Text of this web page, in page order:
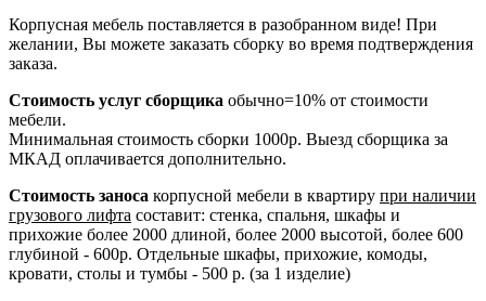
Корпусная мебель поставляется в разобранном виде! При
желании, Вы можете заказать сборку во время подтверждения
заказа.
Стоимость услуг сборщика обычно=10% от стоимости
мебели.
Минимальная стоимость сборки 1000р. Выезд сборщика за
МКАД оплачивается дополнительно.
Стоимость заноса корпусной мебели в квартиру при наличии
грузового лифта составит: стенка, спальня, шкафы и
прихожие более 2000 длиной, более 2000 высотой, более 600
глубиной - 600р. Отдельные шкафы, прихожие, комоды,
кровати, столы и тумбы - 500 р. (за 1 изделие)